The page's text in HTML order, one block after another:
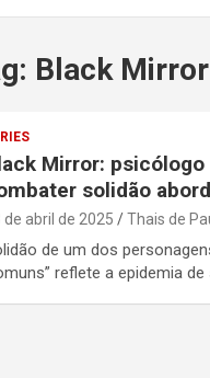
Black Mirror
Mirror:
solidão
de abril de 2025 Thais de
de um dos
reflete a epidemia